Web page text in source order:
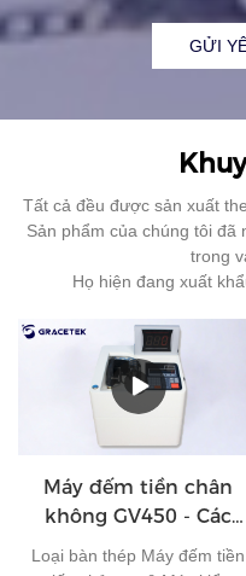
GỬI
Tất cả đều được sản xuất
Sản phẩm của chúng tôi
trong
Họ hiện đang xuất
Máy đếm tiền chân
không GV450 - Các
nhà sản xuất máy
Loại bàn thép Máy đếm tiền